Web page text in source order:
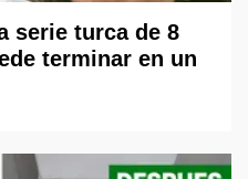
serie turca de 8
terminar en un